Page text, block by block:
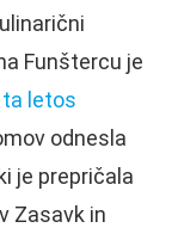
Funštercu je
ta letos
odnesla
je prepričala
Zasavk in